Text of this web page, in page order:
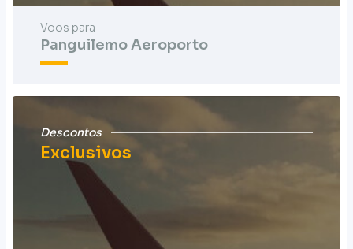
Voos para
Panguilemo Aeroporto
Descontos
Exclusivos